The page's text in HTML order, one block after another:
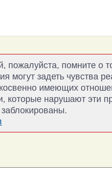
пожалуйста, помните о
могут задеть чувства
имеющих
которые нарушают эти
заблокированы.